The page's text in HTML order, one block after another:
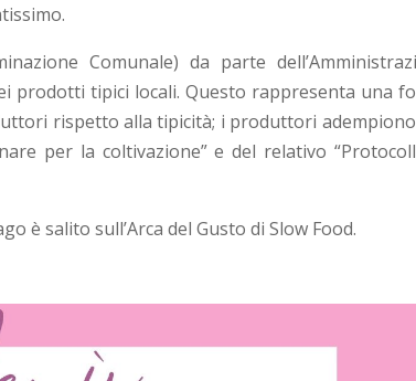
Comunale) da parte
prodotti tipici locali. Questo rappresenta una
rispetto alla tipicità; i produttori
per la coltivazione” e del relativo
è salito sull’Arca del Gusto di Slow Food.